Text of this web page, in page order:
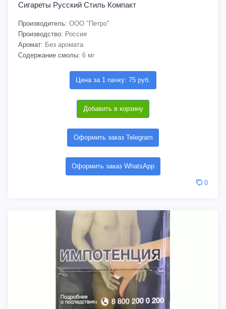
Сигареты Русский Стиль Компакт
Производитель: ООО "Петро"
Производство: Россия
Аромат: Без аромата
Содержание смолы: 6 мг
Цена за 1 пачку: 75 руб.
Добавить в корзину
Оформить заказ Telegram
Оформить заказ WhatsApp
0